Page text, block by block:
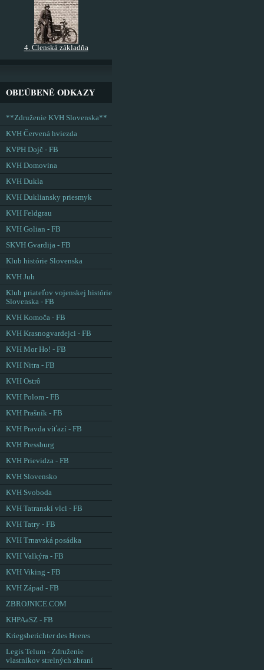
4. Členská základňa
OBĽÚBENÉ ODKAZY
**Združenie KVH Slovenska**
KVH Červená hviezda
KVPH Dojč - FB
KVH Domovina
KVH Dukla
KVH Dukliansky priesmyk
KVH Feldgrau
KVH Golian - FB
SKVH Gvardija - FB
Klub histórie Slovenska
KVH Juh
Klub priateľov vojenskej histórie
Slovenska - FB
KVH Komoča - FB
KVH Krasnogvardejci - FB
KVH Mor Ho! - FB
KVH Nitra - FB
KVH Ostrô
KVH Polom - FB
KVH Prašník - FB
KVH Pravda víťazí - FB
KVH Pressburg
KVH Prievidza - FB
KVH Slovensko
KVH Svoboda
KVH Tatranskí vlci - FB
KVH Tatry - FB
KVH Trnavská posádka
KVH Valkýra - FB
KVH Viking - FB
KVH Západ - FB
ZBROJNICE.COM
KHPAaSZ - FB
Kriegsberichter des Heeres
Legis Telum - Združenie
vlastníkov strelných zbraní